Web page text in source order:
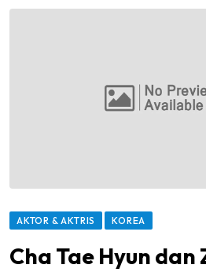
AKTOR & AKTRIS KOREA
Cha Tae Hyun dan